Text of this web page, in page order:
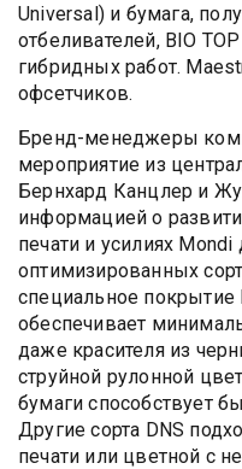
Universal) и бумага,
отбеливателей, BIO
гибридных работ.
офсетчиков.
Бренд-менеджеры
мероприятие из
Бернхард Канцлер и
информацией о
печати и усилиях
оптимизированных
специальное покрытие
обеспечивает
даже красителя из
струйной рулонной
бумаги способствует
Другие сорта DNS
печати или цветной с